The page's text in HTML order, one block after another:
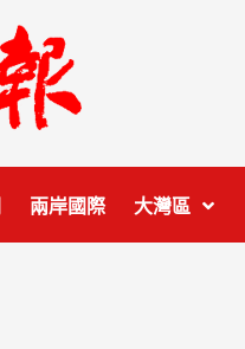
兩岸國際 大灣區